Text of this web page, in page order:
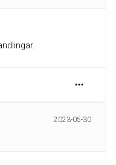
2023-05-30